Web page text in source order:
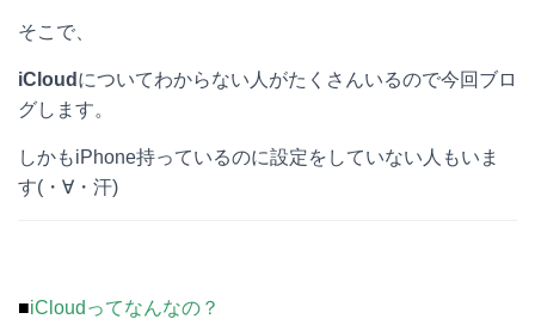
そこで、
iCloud についてわからない人がたくさんいるので今回ブロ
グします。
しかもiPhone持っているのに設定をしていない人もいま
す(・∀・汗)
■iCloudってなんなの？